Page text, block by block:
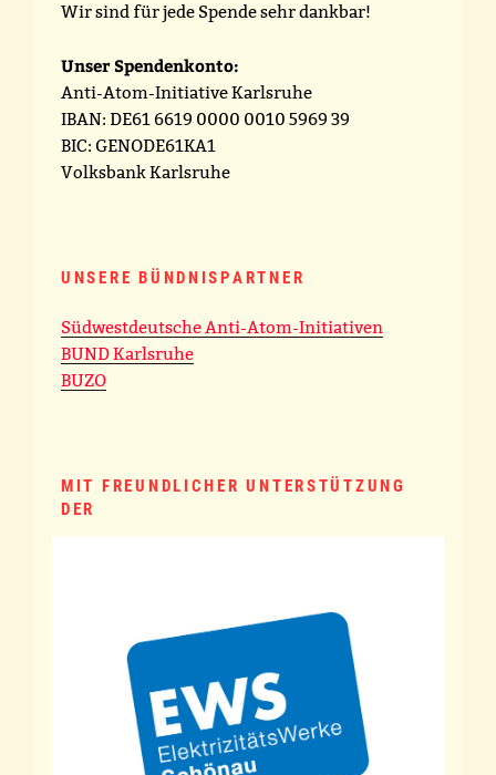
Wir sind für jede Spende sehr dankbar!
Unser Spendenkonto:
Anti-Atom-Initiative Karlsruhe
IBAN: DE61 6619 0000 0010 5969 39
BIC: GENODE61KA1
Volksbank Karlsruhe
UNSERE BÜNDNISPARTNER
Südwestdeutsche Anti-Atom-Initiativen
BUND Karlsruhe
BUZO
MIT FREUNDLICHER UNTERSTÜTZUNG
DER